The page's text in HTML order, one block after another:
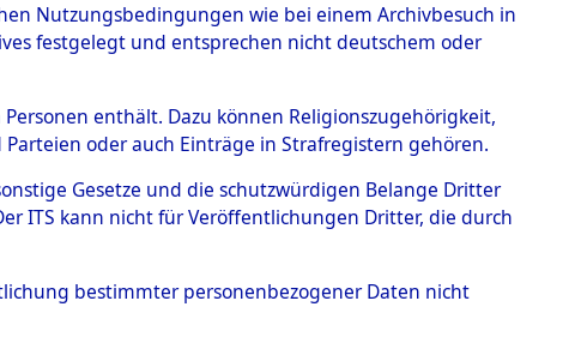
BILD
- Kupferberg→0001
Nutzungsbedingungen wie bei einem Archivbesuch in
festgelegt und entsprechen nicht deutschem oder
enthält. Dazu können Religionszugehörigkeit,
oder auch Einträge in Strafregistern gehören.
Gesetze und die schutzwürdigen Belange Dritter
ITS kann nicht für Veröffentlichungen Dritter, die durch
bestimmter personenbezogener Daten nicht